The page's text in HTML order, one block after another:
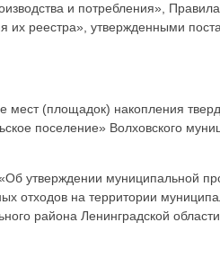
и потребления»,
реестра», утвержденными
(площадок) накопления
поселение» Волховского
утверждении муниципальной
отходов на территории
района Ленинградской